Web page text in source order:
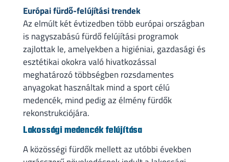
Európai fürdő-felújítási trendek
Az elmúlt két évtizedben több európai országban
is nagyszabású fürdő felújítási programok
zajlottak le, amelyekben a higiéniai, gazdasági és
esztétikai okokra való hivatkozással
meghatározó többségben rozsdamentes
anyagokat használtak mind a sport célú
medencék, mind pedig az élmény fürdők
rekonstrukciójára.
Lakossági medencék felújítása
A közösségi fürdők mellett az utóbbi években